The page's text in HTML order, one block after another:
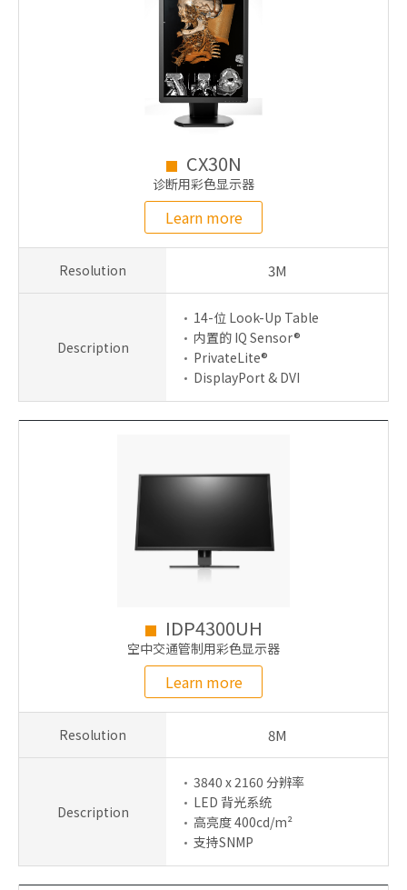
CX30N
诊断用彩色显示器
Learn more
Resolution 3M
Description
14-位 Look-Up Table
内置的 IQ Sensor®
PrivateLite®
DisplayPort & DVI
IDP4300UH
空中交通管制用彩色显示器
Learn more
Resolution 8M
Description
3840 x 2160 分辨率
LED 背光系统
高亮度 400cd/m²
支持SNMP